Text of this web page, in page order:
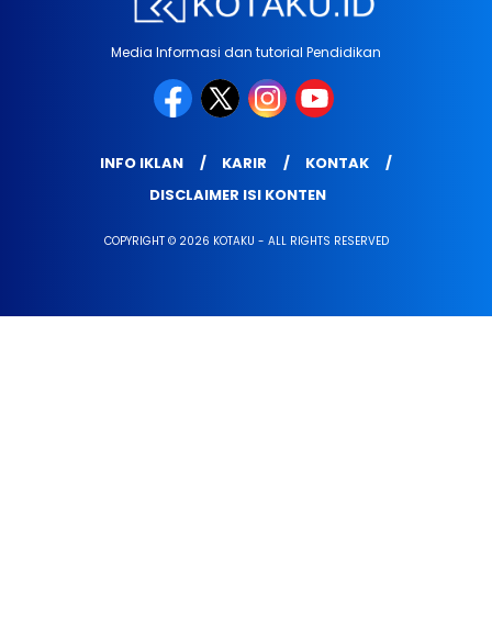
Media Informasi dan tutorial Pendidikan
INFO IKLAN KARIR
KONTAK
DISCLAIMER ISI KONTEN
COPYRIGHT © 2026 KOTAKU - ALL RIGHTS RESERVED